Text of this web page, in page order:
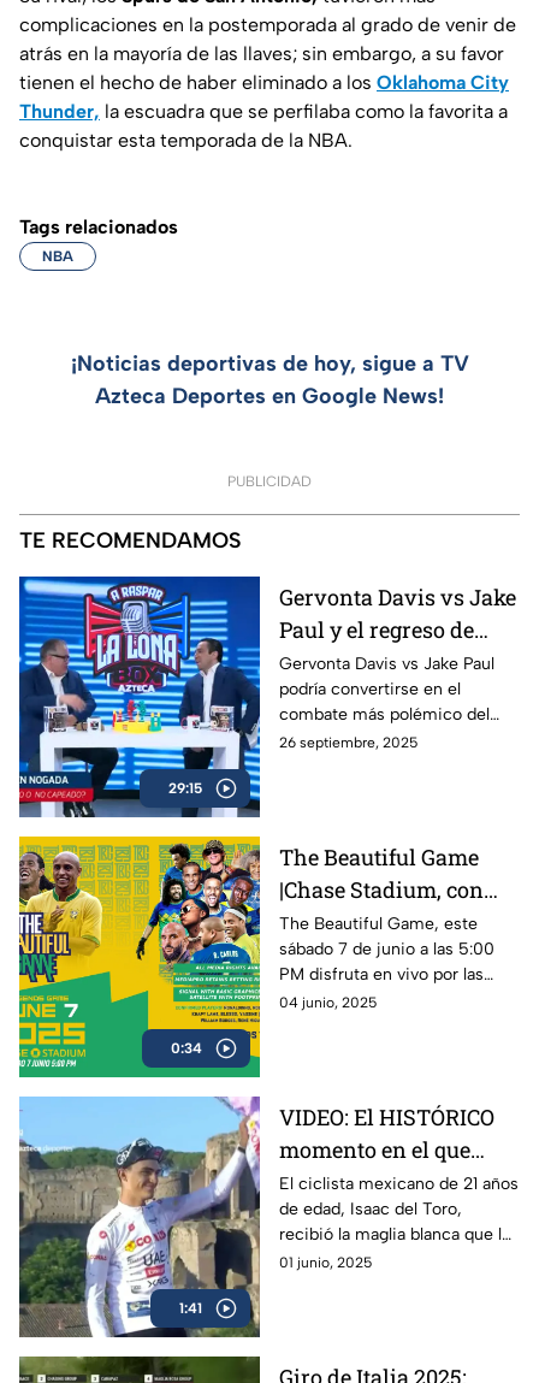
complicaciones en la postemporada al grado de venir de
atrás en la mayoría de las llaves; sin embargo, a su favor
tienen el hecho de haber eliminado a los Oklahoma City
Thunder, la escuadra que se perfilaba como la favorita a
conquistar esta temporada de la NBA.
Tags relacionados
NBA
¡Noticias deportivas de hoy, sigue a TV
Azteca Deportes en Google News!
PUBLICIDAD
TE RECOMENDAMOS
29:15
Gervonta Davis vs Jake
Paul y el regreso de
Ryan García | A Raspar
La Lona
Gervonta Davis vs Jake Paul
podría convertirse en el
combate más polémico del
año, mientras Ryan García
26 septiembre, 2025
0:34
The Beautiful Game
|Chase Stadium, con
Ronaldinho y Roberto
Carlos | 7 de junio a las
5:00 PM
The Beautiful Game, este
sábado 7 de junio a las 5:00
PM disfruta en vivo por las
plataformas de Azteca
04 junio, 2025
1:41
VIDEO: El HISTÓRICO
momento en el que
Isaac del Toro recibe la
Maglia Blanca en el
Giro de Italia 2025
El ciclista mexicano de 21 años
de edad, Isaac del Toro,
recibió la maglia blanca que lo
acredita como el mejor menor
01 junio, 2025
Giro de Italia 2025: